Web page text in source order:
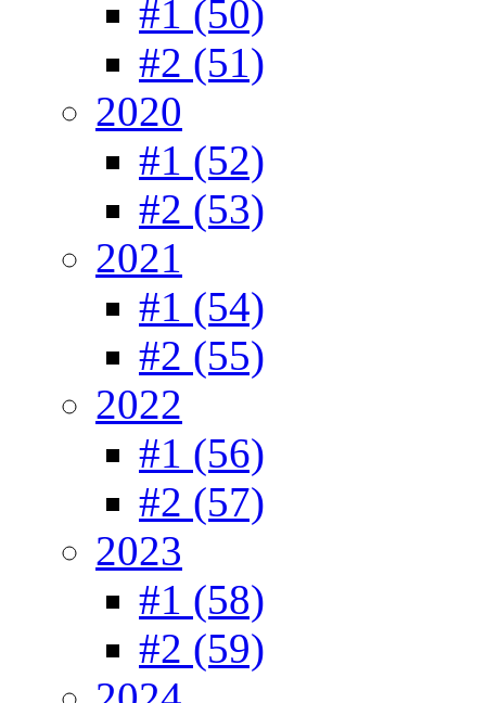
#1 (50)
#2 (51)
2020
#1 (52)
#2 (53)
2021
#1 (54)
#2 (55)
2022
#1 (56)
#2 (57)
2023
#1 (58)
#2 (59)